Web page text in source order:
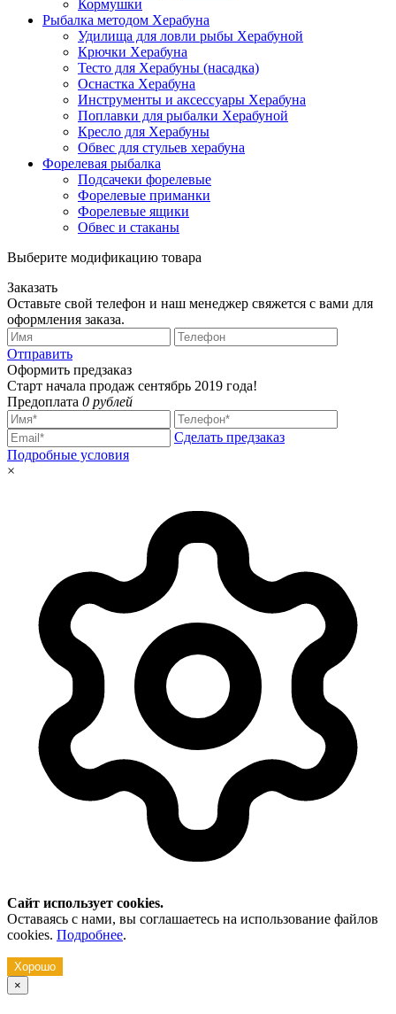
Кормушки
Рыбалка методом Херабуна
Удилища для ловли рыбы Херабуной
Крючки Херабуна
Тесто для Херабуны (насадка)
Оснастка Херабуна
Инструменты и аксессуары Херабуна
Поплавки для рыбалки Херабуной
Кресло для Херабуны
Обвес для стульев херабуна
Форелевая рыбалка
Подсачеки форелевые
Форелевые приманки
Форелевые ящики
Обвес и стаканы
Выберите модификацию товара
Заказать
Оставьте свой телефон и наш менеджер свяжется с вами для
оформления заказа.
Отправить
Оформить предзаказ
Старт начала продаж сентябрь 2019 года!
Предоплата 0 рублей
Сделать предзаказ
Подробные условия
×
Сайт использует cookies.
Оставаясь с нами, вы соглашаетесь на использование файлов
cookies. Подробнее.
Хорошо
×